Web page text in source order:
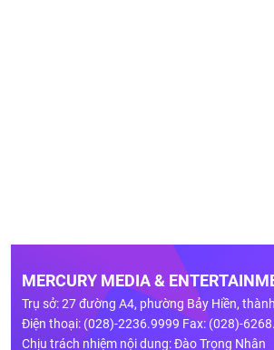
MERCURY MEDIA &
Trụ sở: 27 đường A4, phường Bảy Hiền,
Điện thoại: (028)-2236.9999 Fax: (028)-
Chịu trách nhiệm nội dung: Đào Trọng Nhân